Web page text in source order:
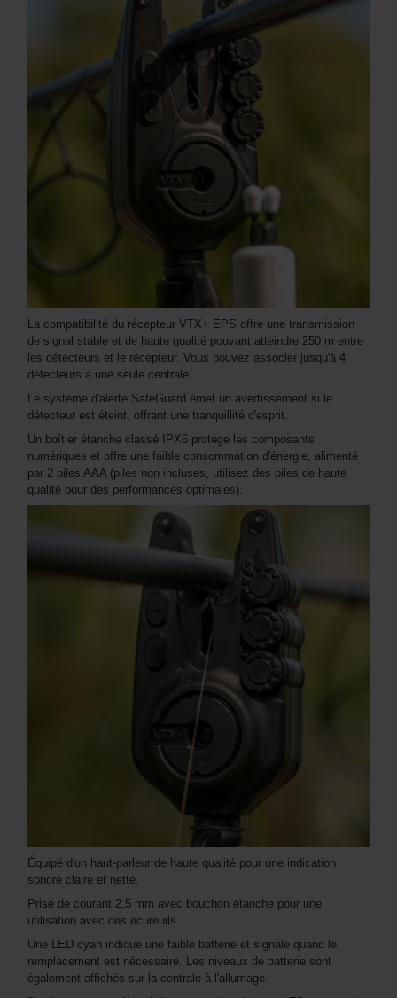
La compatibilité du récepteur VTX+ EPS offre une transmission
de signal stable et de haute qualité pouvant atteindre 250 m entre
les détecteurs et le récepteur. Vous pouvez associer jusqu'à 4
détecteurs à une seule centrale.
Le système d'alerte SafeGuard émet un avertissement si le
détecteur est éteint, offrant une tranquillité d'esprit.
Un boîtier étanche classé IPX6 protège les composants
numériques et offre une faible consommation d'énergie, alimenté
par 2 piles AAA (piles non incluses, utilisez des piles de haute
qualité pour des performances optimales).
Équipé d'un haut-parleur de haute qualité pour une indication
sonore claire et nette.
Prise de courant 2,5 mm avec bouchon étanche pour une
utilisation avec des écureuils.
Une LED cyan indique une faible batterie et signale quand le
remplacement est nécessaire. Les niveaux de batterie sont
également affichés sur la centrale à l'allumage.